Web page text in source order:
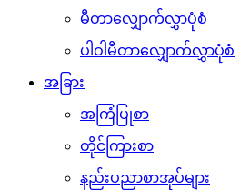
မီတာလျှောက်လွှာပုံစံ
ပါဝါမီတာလျှောက်လွှာပုံစံ
အခြား
အကြံပြုစာ
တိုင်ကြားစာ
နည်းပညာစာအုပ်များ